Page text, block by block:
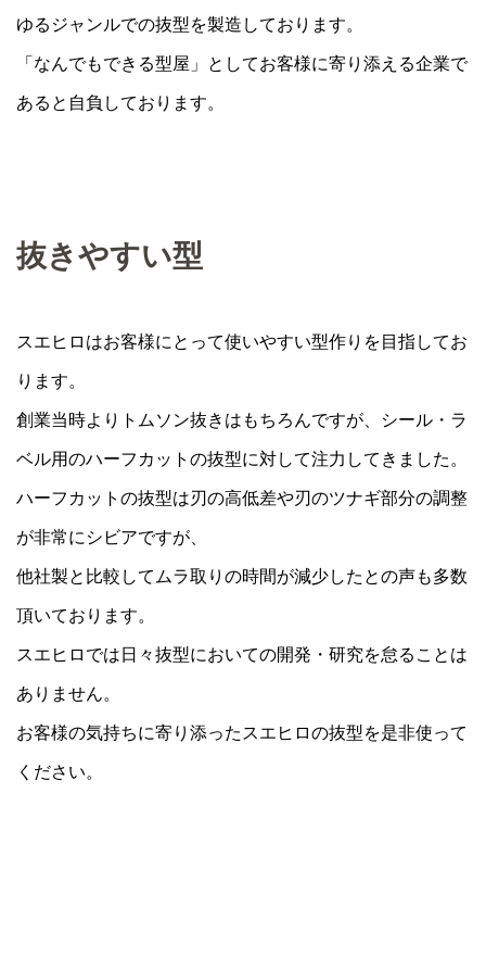
ゆるジャンルでの抜型を製造しております。
「なんでもできる型屋」としてお客様に寄り添える企業で
あると自負しております。
抜きやすい型
スエヒロはお客様にとって使いやすい型作りを目指してお
ります。
創業当時よりトムソン抜きはもちろんですが、シール・ラ
ベル用のハーフカットの抜型に対して注力してきました。
ハーフカットの抜型は刃の高低差や刃のツナギ部分の調整
が非常にシビアですが、
他社製と比較してムラ取りの時間が減少したとの声も多数
頂いております。
スエヒロでは日々抜型においての開発・研究を怠ることは
ありません。
お客様の気持ちに寄り添ったスエヒロの抜型を是非使って
ください。